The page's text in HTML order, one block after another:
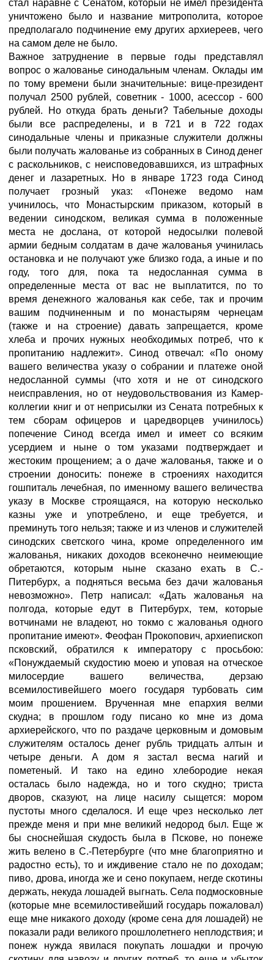
стал наравне с Сенатом, который не имел президента
уничтожено было и название митрополита, которое
предполагало подчинение ему других архиереев, чего
на самом деле не было.
Важное затруднение в первые годы представлял
вопрос о жалованье синодальным членам. Оклады им
по тому времени были значительные: вице-президент
получал 2500 рублей, советник - 1000, асессор - 600
рублей. Но откуда брать деньги? Табельные доходы
были все распределены, и в 721 и в 722 годах
синодальные члены и приказные служители должны
были получать жалованье из собранных в Синод денег
с раскольников, с неисповедовавшихся, из штрафных
денег и лазаретных. Но в январе 1723 года Синод
получает грозный указ: «Понеже ведомо нам
учинилось, что Монастырским приказом, который в
ведении синодском, великая сумма в положенные
места не дослана, от которой недосылки полевой
армии бедным солдатам в даче жалованья учинилась
остановка и не получают уже близко года, а иные и по
году, того для, пока та недосланная сумма в
определенные места от вас не выплатится, по то
время денежного жалованья как себе, так и прочим
вашим подчиненным и по монастырям чернецам
(также и на строение) давать запрещается, кроме
хлеба и прочих нужных необходимых потреб, что к
пропитанию надлежит». Синод отвечал: «По оному
вашего величества указу о собрании и платеже оной
недосланной суммы (что хотя и не от синодского
неисправления, но от неудовольствования из Камер-
коллегии книг и от неприсылки из Сената потребных к
тем сборам офицеров и царедворцев учинилось)
попечение Синод всегда имел и имеет со всяким
усердием и ныне о том указами подтверждает и
жестоким прощением; а о даче жалованья, также и о
строении доносить: понеже в строениях находится
гошпиталь лечебная, по именному вашего величества
указу в Москве строящаяся, на которую несколько
казны уже и употреблено, и еще требуется, и
преминуть того нельзя; также и из членов и служителей
синодских светского чина, кроме определенного им
жалованья, никаких доходов всеконечно неимеющие
обретаются, которым ныне сказано ехать в С.-
Питербурх, а подняться весьма без дачи жалованья
невозможно». Петр написал: «Дать жалованья на
полгода, которые едут в Питербурх, тем, которые
вотчинами не владеют, но токмо с жалованья одного
пропитание имеют». Феофан Прокопович, архиепископ
псковский, обратился к императору с просьбою:
«Понуждаемый скудостию моею и уповая на отческое
милосердие вашего величества, дерзаю
всемилостивейшего моего государя турбовать сим
моим прошением. Врученная мне епархия велми
скудна; в прошлом году писано ко мне из дома
архиерейского, что по раздаче церковным и домовым
служителям осталось денег рубль тридцать алтын и
четыре деньги. А дом я застал весма нагий и
пометеный. И тако на едино хлебородие некая
осталась было надежда, но и того скудно; триста
дворов, сказуют, на лице насилу сыщется: мором
пустоты много сделалося. И еще чрез несколько лет
прежде меня и при мне великий недород был. Еще ж
бы сноснейшая скудость была в Пскове, но понеже
жить велено в С.-Петербурге (что мне благоприятно и
радостно есть), то и иждивение стало не по доходам;
пиво, дрова, иногда же и сено покупаем, негде скотины
держать, некуда лошадей выгнать. Села подмосковные
(которые мне всемилостивейший государь пожаловал)
еще мне никакого доходу (кроме сена для лошадей) не
показали ради великого прошлолетнего неплодствия; и
понеж нужда явилася покупать лошадки и прочую